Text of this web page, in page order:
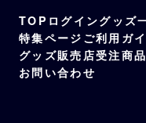
TOP ログイングッズ
特集ページ ご利用ガ
グッズ販売店受注商
お問い合わせ